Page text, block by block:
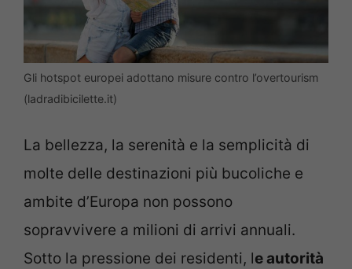
Gli hotspot europei adottano misure contro l’overtourism
(ladradibicilette.it)
La bellezza, la serenità e la semplicità di
molte delle destinazioni più bucoliche e
ambite d’Europa non possono
sopravvivere a milioni di arrivi annuali.
Sotto la pressione dei residenti, le autorità